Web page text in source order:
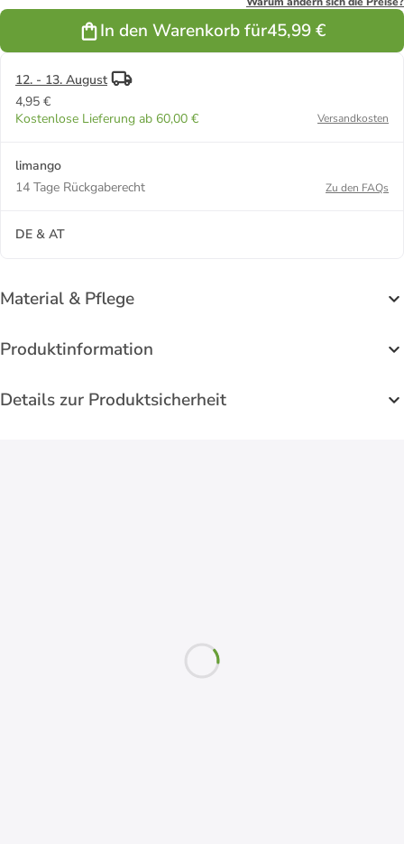
In den Warenkorb für45,99 €
12. - 13. August
4,95 €
Kostenlose Lieferung ab 60,00 €
Versandkosten
limango
14 Tage Rückgaberecht
Zu den FAQs
DE & AT
Material & Pflege
Produktinformation
Details zur Produktsicherheit